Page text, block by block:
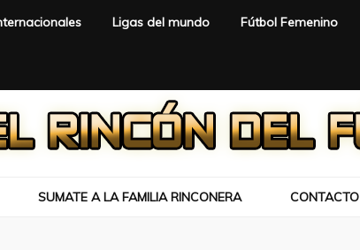
Ligas del mundo Fútbol Femenino
SUMATE A LA FAMILIA RINCONERA CONTACTO